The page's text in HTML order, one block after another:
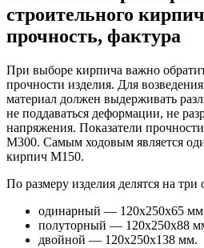
строительного
прочность, фактура
При выборе кирпича важно
прочности изделия. Для
материал должен выдерживать
не поддаваться деформации, не
напряжения. Показатели
М300. Самым ходовым является
кирпич М150.
По размеру изделия делятся на
одинарный — 120х250х65
полуторный — 120х250х88
двойной — 120х250х138 мм.